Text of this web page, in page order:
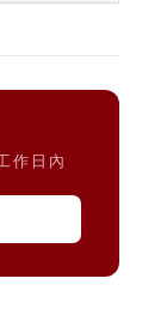
作日內